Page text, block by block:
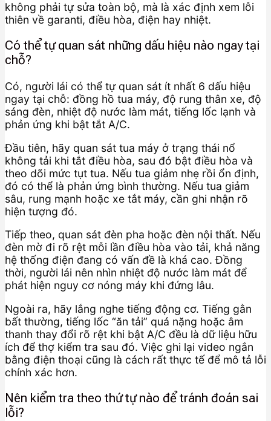
không phải tự sửa toàn bộ, mà là xác định xem lỗi
thiên về garanti, điều hòa, điện hay nhiệt.
Có thể tự quan sát những dấu hiệu nào ngay tại
chỗ?
Có, người lái có thể tự quan sát ít nhất 6 dấu hiệu
ngay tại chỗ: đồng hồ tua máy, độ rung thân xe, độ
sáng đèn, nhiệt độ nước làm mát, tiếng lốc lạnh và
phản ứng khi bật tắt A/C.
Đầu tiên, hãy quan sát tua máy ở trạng thái nổ
không tải khi tắt điều hòa, sau đó bật điều hòa và
theo dõi mức tụt tua. Nếu tua giảm nhẹ rồi ổn định,
đó có thể là phản ứng bình thường. Nếu tua giảm
sâu, rung mạnh hoặc xe tắt máy, cần ghi nhận rõ
hiện tượng đó.
Tiếp theo, quan sát đèn pha hoặc đèn nội thất. Nếu
đèn mờ đi rõ rệt mỗi lần điều hòa vào tải, khả năng
hệ thống điện đang có vấn đề là khá cao. Đồng
thời, người lái nên nhìn nhiệt độ nước làm mát để
phát hiện nguy cơ nóng máy khi đứng lâu.
Ngoài ra, hãy lắng nghe tiếng động cơ. Tiếng gằn
bất thường, tiếng lốc “ăn tải” quá nặng hoặc âm
thanh thay đổi rõ rệt khi bật A/C đều là dữ liệu hữu
ích để thợ kiểm tra sau đó. Việc ghi lại video ngắn
bằng điện thoại cũng là cách rất thực tế để mô tả lỗi
chính xác hơn.
Nên kiểm tra theo thứ tự nào để tránh đoán sai
lỗi?